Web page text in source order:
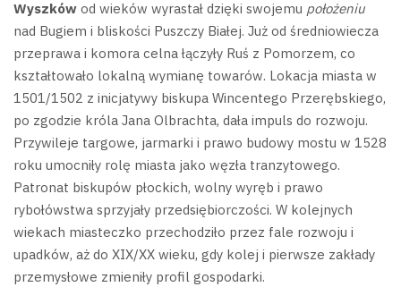
Wyszków od wieków wyrastał dzięki swojemu położeniu
nad Bugiem i bliskości Puszczy Białej. Już od średniowiecza
przeprawa i komora celna łączyły Ruś z Pomorzem, co
kształtowało lokalną wymianę towarów. Lokacja miasta w
1501/1502 z inicjatywy biskupa Wincentego Przerębskiego,
po zgodzie króla Jana Olbrachta, dała impuls do rozwoju.
Przywileje targowe, jarmarki i prawo budowy mostu w 1528
roku umocniły rolę miasta jako węzła tranzytowego.
Patronat biskupów płockich, wolny wyręb i prawo
rybołówstwa sprzyjały przedsiębiorczości. W kolejnych
wiekach miasteczko przechodziło przez fale rozwoju i
upadków, aż do XIX/XX wieku, gdy kolej i pierwsze zakłady
przemysłowe zmieniły profil gospodarki.